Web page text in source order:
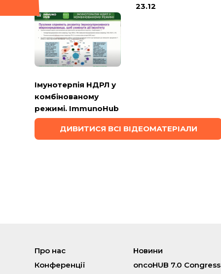
23.12
Імунотерпія НДРЛ у
комбінованому
режимі. ImmunoHub
ДИВИТИСЯ ВСІ ВІДЕОМАТЕРІАЛИ
Про нас
Новини
Конференції
oncoHUB 7.0 Congress